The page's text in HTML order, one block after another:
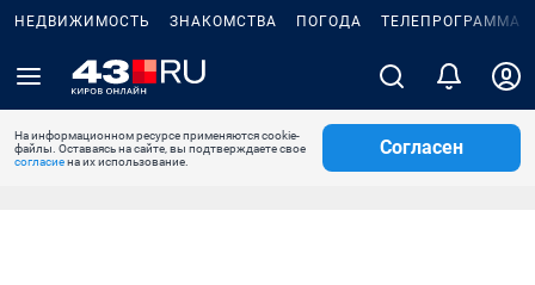
НЕДВИЖИМОСТЬ ЗНАКОМСТВА ПОГОДА ТЕЛЕПРОГРАММА
На информационном ресурсе применяются cookie-
файлы. Оставаясь на сайте, вы подтверждаете свое
согласиена их использование.
Согласен